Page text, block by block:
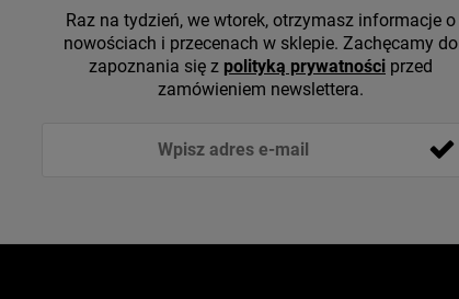
Raz na tydzień, we wtorek, otrzymasz informacje o
nowościach i przecenach w sklepie. Zachęcamy do
zapoznania się z polityką prywatności przed
zamówieniem newslettera.